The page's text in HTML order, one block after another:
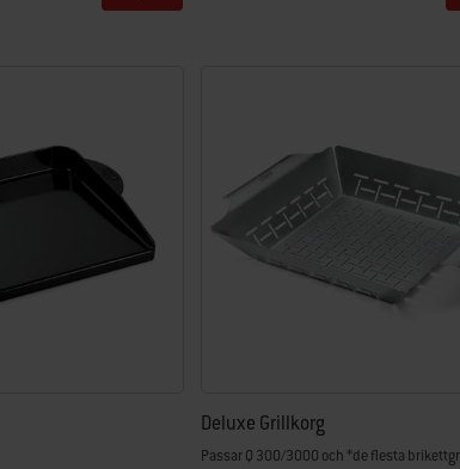
Deluxe Grillkorg
Passar Q 300/3000 och *de flesta